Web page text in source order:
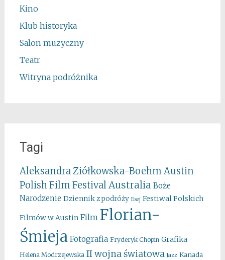
Kino
Klub historyka
Salon muzyczny
Teatr
Witryna podróżnika
Tagi
Aleksandra Ziółkowska-Boehm Austin
Polish Film FestivalAustralia Boże
Narodzenie Dziennik z podróży Esej Festiwal Polskich
Filmów w Austin Film Florian-
Śmieja Fotografia Fryderyk Chopin Grafika
Helena Modrzejewska II wojna światowa Jazz Kanada